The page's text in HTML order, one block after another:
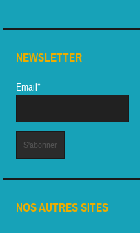
NEWSLETTER
Email*
NOS AUTRES SITES